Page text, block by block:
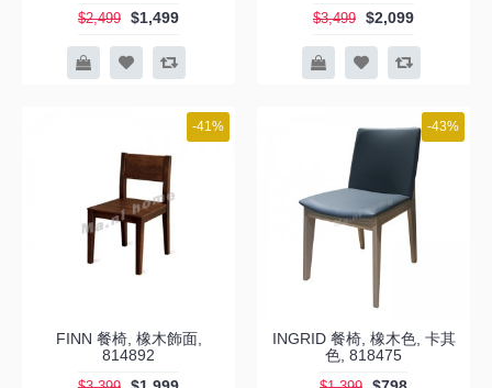
$2,499 $1,499 $3,499 $2,099
-41%
FINN 餐椅, 橡木飾面,
814892
-43%
INGRID 餐椅, 橡木色, 卡其
色, 818475